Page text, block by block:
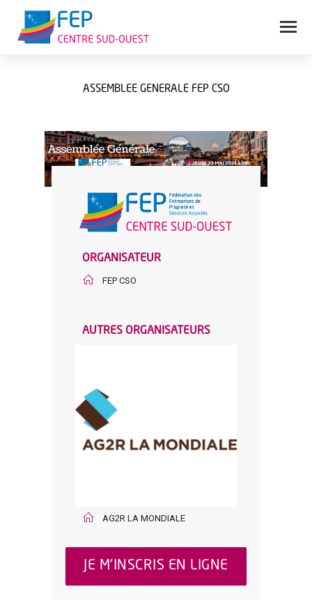
ASSEMBLÉE GÉNÉRALE FEP CSO
ORGANISATEUR
FEP CSO
AUTRES ORGANISATEURS
AG2R LA MONDIALE
JE M'INSCRIS EN LIGNE